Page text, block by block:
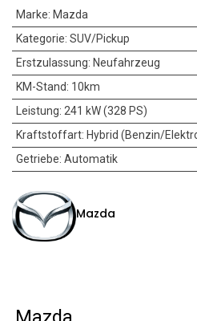
Marke: Mazda
Kategorie: SUV/Pickup
Erstzulassung: Neufahrzeug
KM-Stand: 10km
Leistung: 241 kW (328 PS)
Kraftstoffart: Hybrid (Benzin/
Getriebe: Automatik
Mazda